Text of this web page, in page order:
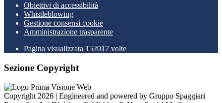
Obiettivi di accessibilità
Whistleblowing
Gestione consensi cookie
Amministrazione trasparente
Pagina visualizzata 152017 volte
Sezione Copyright
Copyright 2026 | Engineered and powered by Gruppo Spaggiari